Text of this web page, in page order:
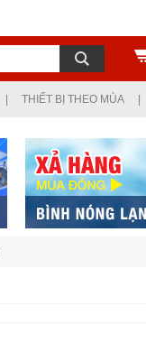
THIẾT BỊ THEO MÙA